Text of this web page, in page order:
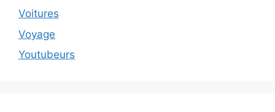
Voitures
Voyage
Youtubeurs